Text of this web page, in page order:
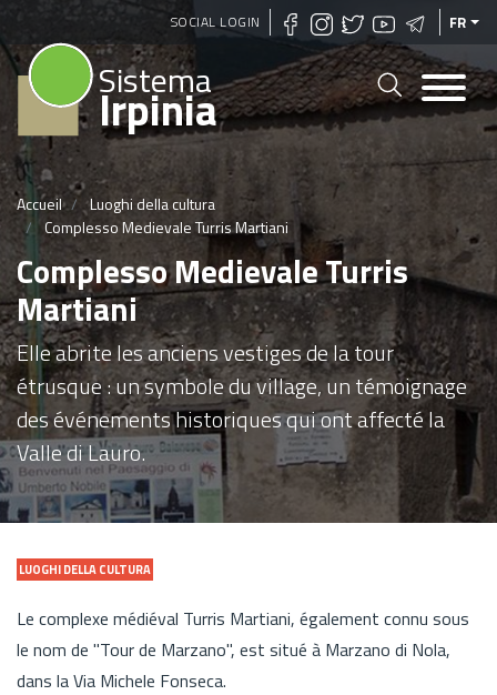
Aller
contenu
principal
SOCIAL LOGIN FR
Sistema
Irpinia
Accueil
Luoghi della cultura
Complesso Medievale Turris Martiani
Complesso Medievale Turris
Martiani
Elle abrite les anciens vestiges de la tour
étrusque : un symbole du village, un témoignage
des événements historiques qui ont affecté la
Valle di Lauro.
LUOGHI DELLA CULTURA
Le complexe médiéval Turris Martiani, également connu sous
le nom de "Tour de Marzano", est situé à Marzano di Nola,
dans la Via Michele Fonseca.